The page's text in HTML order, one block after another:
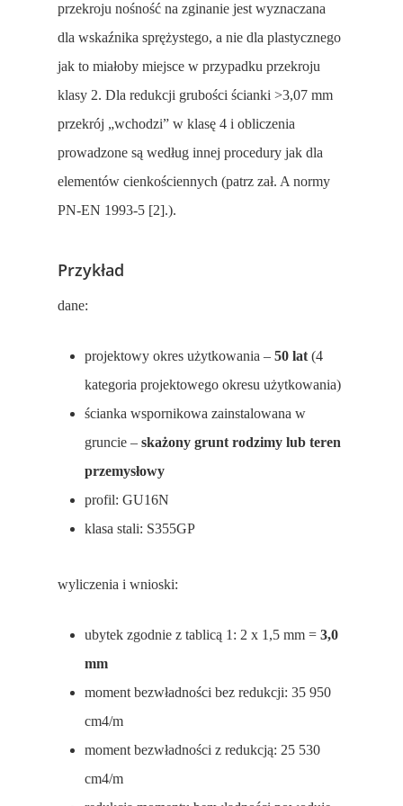
przekroju nośność na zginanie jest wyznaczana
dla wskaźnika sprężystego, a nie dla plastycznego
jak to miałoby miejsce w przypadku przekroju
klasy 2. Dla redukcji grubości ścianki >3,07 mm
przekrój „wchodzi” w klasę 4 i obliczenia
prowadzone są według innej procedury jak dla
elementów cienkościennych (patrz zał. A normy
PN-EN 1993-5 [2].).
Przykład
dane:
projektowy okres użytkowania –50 lat(4
kategoria projektowego okresu użytkowania)
ścianka wspornikowa zainstalowana w
gruncie –skażony grunt rodzimy lub teren
przemysłowy
profil: GU16N
klasa stali: S355GP
wyliczenia i wnioski:
ubytek zgodnie z tablicą 1: 2 x 1,5 mm =3,0
mm
moment bezwładności bez redukcji: 35 950
cm4/m
moment bezwładności z redukcją: 25 530
cm4/m